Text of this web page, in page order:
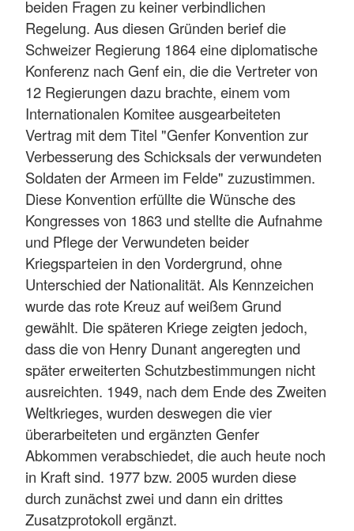
beiden Fragen zu keiner verbindlichen
Regelung. Aus diesen Gründen berief die
Schweizer Regierung 1864 eine diplomatische
Konferenz nach Genf ein, die die Vertreter von
12 Regierungen dazu brachte, einem vom
Internationalen Komitee ausgearbeiteten
Vertrag mit dem Titel "Genfer Konvention zur
Verbesserung des Schicksals der verwundeten
Soldaten der Armeen im Felde" zuzustimmen.
Diese Konvention erfüllte die Wünsche des
Kongresses von 1863 und stellte die Aufnahme
und Pflege der Verwundeten beider
Kriegsparteien in den Vordergrund, ohne
Unterschied der Nationalität. Als Kennzeichen
wurde das rote Kreuz auf weißem Grund
gewählt. Die späteren Kriege zeigten jedoch,
dass die von Henry Dunant angeregten und
später erweiterten Schutzbestimmungen nicht
ausreichten. 1949, nach dem Ende des Zweiten
Weltkrieges, wurden deswegen die vier
überarbeiteten und ergänzten Genfer
Abkommen verabschiedet, die auch heute noch
in Kraft sind. 1977 bzw. 2005 wurden diese
durch zunächst zwei und dann ein drittes
Zusatzprotokoll ergänzt.